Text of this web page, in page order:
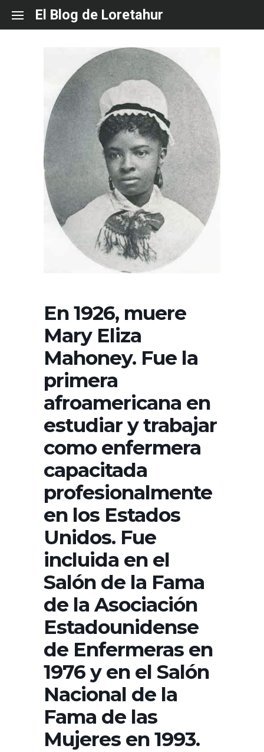
content
El Blog de Loretahur
En 1926, muere
Mary Eliza
Mahoney. Fue la
primera
afroamericana en
estudiar y trabajar
como enfermera
capacitada
profesionalmente
en los Estados
Unidos. Fue
incluida en el
Salón de la Fama
de la Asociación
Estadounidense
de Enfermeras en
1976 y en el Salón
Nacional de la
Fama de las
Mujeres en 1993.